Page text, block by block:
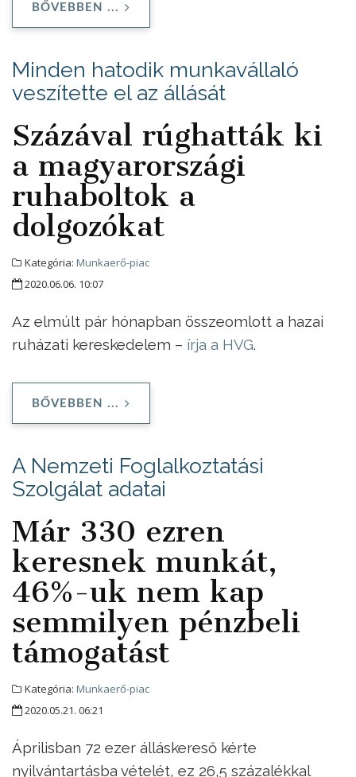
BŐVEBBEN ...
Minden hatodik munkavállaló
veszítette el az állását
Százával rúghatták ki
a magyarországi
ruhaboltok a
dolgozókat
Kategória: Munkaerő-piac
2020.06.06. 10:07
Az elmúlt pár hónapban összeomlott a hazai
ruházati kereskedelem – írja a HVG.
BŐVEBBEN ...
A Nemzeti Foglalkoztatási
Szolgálat adatai
Már 330 ezren
keresnek munkát,
46%-uk nem kap
semmilyen pénzbeli
támogatást
Kategória: Munkaerő-piac
2020.05.21. 06:21
Áprilisban 72 ezer álláskereső kérte
nyilvántartásba vételét, ez 26,5 százalékkal